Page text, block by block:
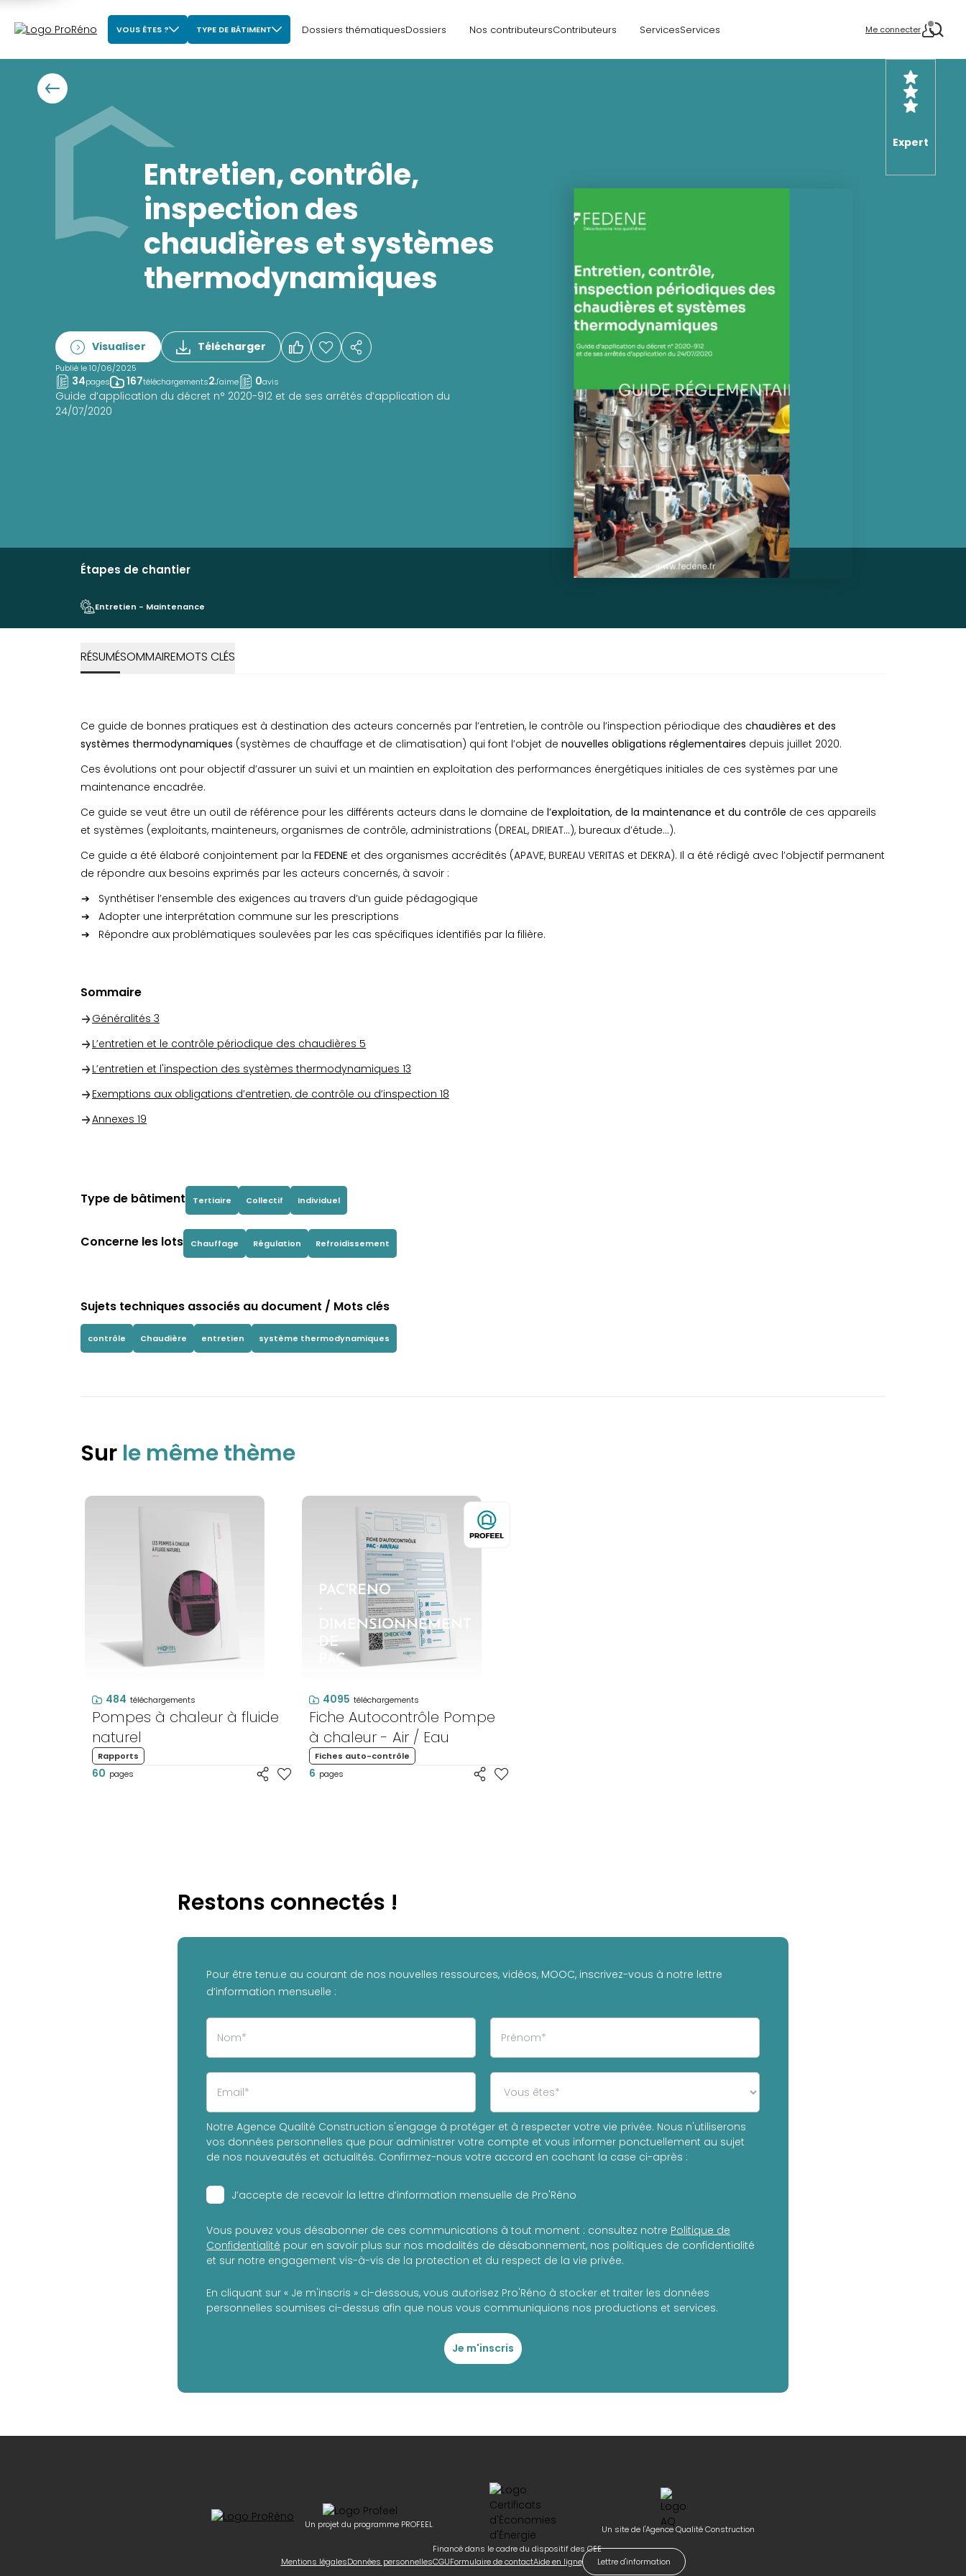
VOUS ÊTES ? TYPE DE BÂTIMENT Dossiers thématiquesDossiers Nos contributeursContributeurs ServicesServices Me connecter
Expert
Entretien, contrôle,
inspection des
chaudières et systèmes
thermodynamiques
Visualiser Télécharger
Publié le 10/06/2025
34pages 167téléchargements2J'aime 0avis
Guide d’application du décret n° 2020-912 et de ses arrêtés d’application du
24/07/2020
Étapes de chantier
Entretien - Maintenance
RÉSUMÉSOMMAIREMOTS CLÉS
Ce guide de bonnes pratiques est à destination des acteurs concernés par l’entretien, le contrôle ou l’inspection périodique des chaudières et des
systèmes thermodynamiques (systèmes de chauffage et de climatisation) qui font l’objet de nouvelles obligations réglementaires depuis juillet 2020.
Ces évolutions ont pour objectif d’assurer un suivi et un maintien en exploitation des performances énergétiques initiales de ces systèmes par une
maintenance encadrée.
Ce guide se veut être un outil de référence pour les différents acteurs dans le domaine de l’exploitation, de la maintenance et du contrôle de ces appareils
et systèmes (exploitants, mainteneurs, organismes de contrôle, administrations (DREAL, DRIEAT…), bureaux d’étude...).
Ce guide a été élaboré conjointement par la FEDENE et des organismes accrédités (APAVE, BUREAU VERITAS et DEKRA). Il a été rédigé avec l’objectif permanent
de répondre aux besoins exprimés par les acteurs concernés, à savoir :
Synthétiser l’ensemble des exigences au travers d’un guide pédagogique
Adopter une interprétation commune sur les prescriptions
Répondre aux problématiques soulevées par les cas spécifiques identifiés par la filière.
Sommaire
Généralités 3
L’entretien et le contrôle périodique des chaudières 5
L’entretien et l'inspection des systèmes thermodynamiques 13
Exemptions aux obligations d’entretien, de contrôle ou d’inspection 18
Annexes 19
Type de bâtiment Tertiaire Collectif Individuel
Concerne les lots Chauffage Régulation Refroidissement
Sujets techniques associés au document / Mots clés
contrôle Chaudière entretien système thermodynamiques
Sur le même thème
484 téléchargements
Pompes à chaleur à fluide
naturel
Rapports
60 pages
PAC'RENO
DIMENSIONNEMENT
DE
PAC
4095 téléchargements
Fiche Autocontrôle Pompe
à chaleur - Air / Eau
Fiches auto-contrôle
6 pages
Restons connectés !
Pour être tenu.e au courant de nos nouvelles ressources, vidéos, MOOC, inscrivez-vous à notre lettre
d’information mensuelle :
Notre Agence Qualité Construction s'engage à protéger et à respecter votre vie privée. Nous n'utiliserons
vos données personnelles que pour administrer votre compte et vous informer ponctuellement au sujet
de nos nouveautés et actualités. Confirmez-nous votre accord en cochant la case ci-après :
J’accepte de recevoir la lettre d’information mensuelle de Pro'Réno
Vous pouvez vous désabonner de ces communications à tout moment : consultez notre Politique de
Confidentialité pour en savoir plus sur nos modalités de désabonnement, nos politiques de confidentialité
et sur notre engagement vis-à-vis de la protection et du respect de la vie privée.
En cliquant sur « Je m'inscris » ci-dessous, vous autorisez Pro'Réno à stocker et traiter les données
personnelles soumises ci-dessus afin que nous vous communiquions nos productions et services.
Je m'inscris
Un projet du programme PROFEEL
Financé dans le cadre du dispositif des CEE
Un site de l'Agence Qualité Construction
Mentions légalesDonnées personnellesCGUFormulaire de contactAide en ligne Lettre d'information